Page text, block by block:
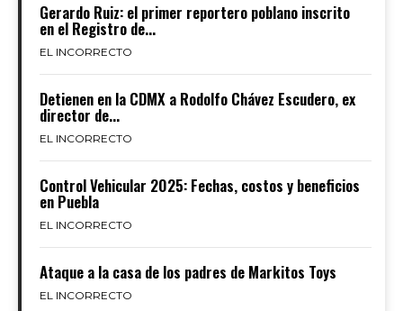
Gerardo Ruiz: el primer reportero poblano inscrito
en el Registro de...
EL INCORRECTO
Detienen en la CDMX a Rodolfo Chávez Escudero, ex
director de...
EL INCORRECTO
Control Vehicular 2025: Fechas, costos y beneficios
en Puebla
EL INCORRECTO
Ataque a la casa de los padres de Markitos Toys
EL INCORRECTO